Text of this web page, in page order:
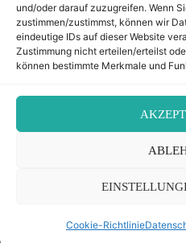
und/oder darauf zuzugreifen. Wenn
zustimmen/zustimmst, können wir
eindeutige IDs auf dieser Website
Zustimmung nicht erteilen/erteilst
können bestimmte Merkmale und
Cookie-Richtlinie